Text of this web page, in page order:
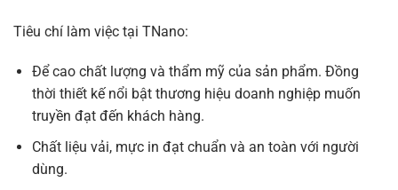
Tiêu chí làm việc tại TNano:
Để cao chất lượng và thẩm mỹ của sản phẩm. Đồng
thời thiết kế nổi bật thương hiệu doanh nghiệp muốn
truyền đạt đến khách hàng.
Chất liệu vải, mực in đạt chuẩn và an toàn với người
dùng.